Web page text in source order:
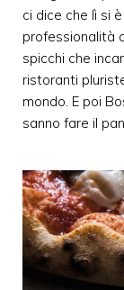
ci dice che lì si
professionalità
spicchi che
ristoranti
mondo. E poi
sanno fare il